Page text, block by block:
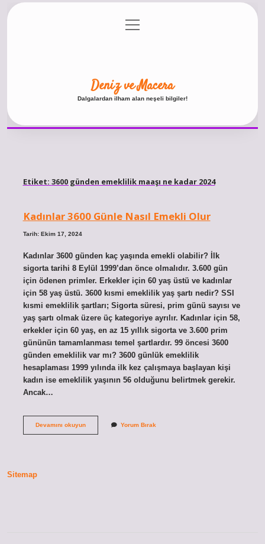
Gizlilik Politikası
menüyü
aç
Deniz ve Macera
Dalgalardan ilham alan neşeli bilgiler!
Etiket: 3600 günden emeklilik maaşı ne kadar 2024
Kadınlar 3600 Günle Nasıl Emekli Olur
Tarih: Ekim 17, 2024
Kadınlar 3600 günden kaç yaşında emekli olabilir? İlk
sigorta tarihi 8 Eylül 1999’dan önce olmalıdır. 3.600 gün
için ödenen primler. Erkekler için 60 yaş üstü ve kadınlar
için 58 yaş üstü. 3600 kısmi emeklilik yaş şartı nedir? SSI
kısmi emeklilik şartları; Sigorta süresi, prim günü sayısı ve
yaş şartı olmak üzere üç kategoriye ayrılır. Kadınlar için 58,
erkekler için 60 yaş, en az 15 yıllık sigorta ve 3.600 prim
gününün tamamlanması temel şartlardır. 99 öncesi 3600
günden emeklilik var mı? 3600 günlük emeklilik
hesaplaması 1999 yılında ilk kez çalışmaya başlayan kişi
kadın ise emeklilik yaşının 56 olduğunu belirtmek gerekir.
Ancak…
Devamını okuyunKadınlar
Yorum Bırak
Sitemap